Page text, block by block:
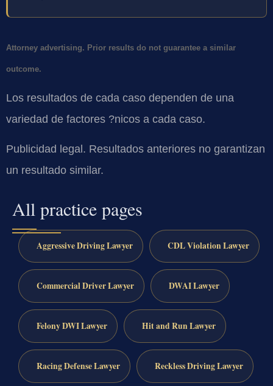
Attorney advertising. Prior results do not guarantee a similar
outcome.
Los resultados de cada caso dependen de una
variedad de factores ?nicos a cada caso.
Publicidad legal. Resultados anteriores no garantizan
un resultado similar.
All practice pages
Aggressive Driving Lawyer CDL Violation Lawyer
Commercial Driver Lawyer DWAI Lawyer
Felony DWI Lawyer Hit and Run Lawyer
Racing Defense Lawyer Reckless Driving Lawyer